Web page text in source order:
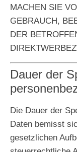
MACHEN SIE
GEBRAUCH,
DER
Dauer der
Die Dauer der
Daten bemisst
gesetzlichen